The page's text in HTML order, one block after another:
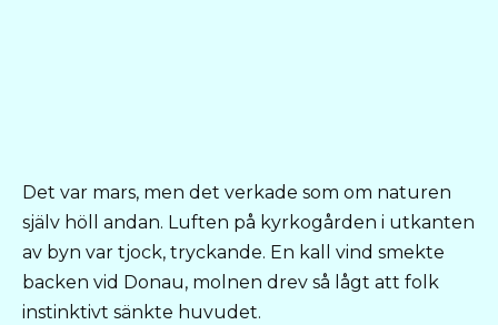
Det var mars, men det verkade som om naturen
själv höll andan. Luften på kyrkogården i utkanten
av byn var tjock, tryckande. En kall vind smekte
backen vid Donau, molnen drev så lågt att folk
instinktivt sänkte huvudet.